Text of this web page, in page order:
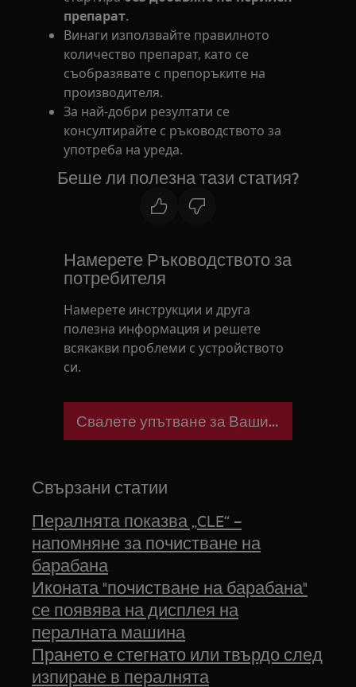
препарат.
Винаги използвайте правилното
количество препарат, като се
съобразявате с препоръките на
производителя.
За най-добри резултати се
консултирайте с ръководството за
употреба на уреда.
Беше ли полезна тази статия?
Намерете Ръководството за
потребителя
Намерете инструкции и друга
полезна информация и решете
всякакви проблеми с устройството
си.
Свалете упътване за Вашия уред
Свързани статии
Пералнята показва „CLE“ –
напомняне за почистване на
барабана
Иконата "почистване на барабана"
се появява на дисплея на
пералната машина
Прането е стегнато или твърдо след
изпиране в пералнята